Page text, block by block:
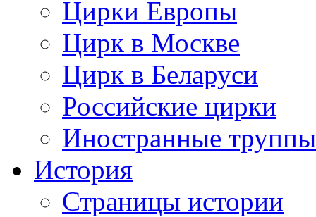
Цирки Европы
Цирк в Москве
Цирк в Беларуси
Российские цирки
Иностранные труппы
История
Страницы истории